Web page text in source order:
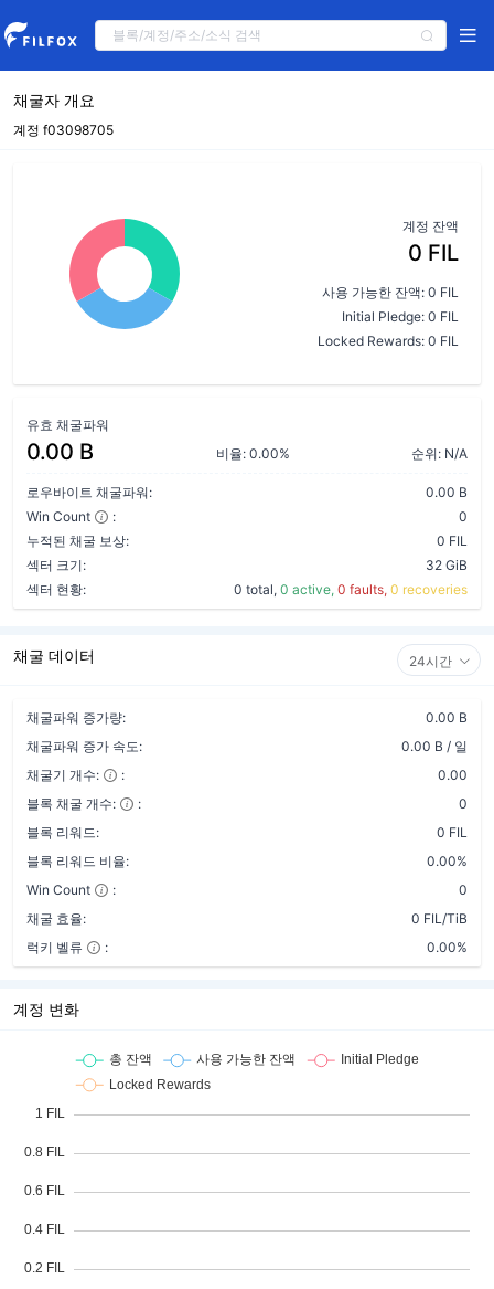
채굴자 개요
계정 f03098705
계정 잔액
0 FIL
사용 가능한 잔액: 0 FIL
Initial Pledge: 0 FIL
Locked Rewards: 0 FIL
유효 채굴파워
0.00 B 비율: 0.00% 순위: N/A
로우바이트 채굴파워:
0.00 B
Win Count
:
0
누적된 채굴 보상:
0 FIL
섹터 크기:
32 GiB
섹터 현황:
0 total, 0 active, 0 faults, 0 recoveries
채굴 데이터 24시간
채굴파워 증가량:
0.00 B
채굴파워 증가 속도:
0.00 B / 일
채굴기 개수:
:
0.00
블록 채굴 개수:
:
0
블록 리워드:
0 FIL
블록 리워드 비율:
0.00%
Win Count
:
0
채굴 효율:
0 FIL/TiB
럭키 벨류
: 0.00%
계정 변화